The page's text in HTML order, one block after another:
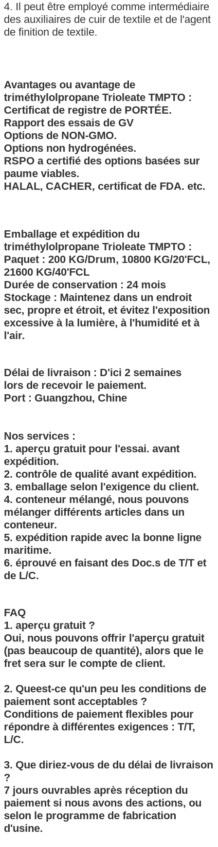
4. Il peut être employé comme intermédiaire
des auxiliaires de cuir de textile et de l'agent
de finition de textile.
Avantages ou avantage de
triméthylolpropane Trioleate TMPTO :
Certificat de registre de PORTÉE.
Rapport des essais de GV
Options de NON-GMO.
Options non hydrogénées.
RSPO a certifié des options basées sur
paume viables.
HALAL, CACHER, certificat de FDA. etc.
Emballage et expédition du
triméthylolpropane Trioleate TMPTO :
Paquet : 200 KG/Drum, 10800 KG/20'FCL,
21600 KG/40'FCL
Durée de conservation : 24 mois
Stockage : Maintenez dans un endroit
sec, propre et étroit, et évitez l'exposition
excessive à la lumière, à l'humidité et à
l'air.
Délai de livraison : D'ici 2 semaines
lors de recevoir le paiement.
Port : Guangzhou, Chine
Nos services :
1. aperçu gratuit pour l'essai. avant
expédition.
2. contrôle de qualité avant expédition.
3. emballage selon l'exigence du client.
4. conteneur mélangé, nous pouvons
mélanger différents articles dans un
conteneur.
5. expédition rapide avec la bonne ligne
maritime.
6. éprouvé en faisant des Doc.s de T/T et
de L/C.
FAQ
1. aperçu gratuit ?
Oui, nous pouvons offrir l'aperçu gratuit
(pas beaucoup de quantité), alors que le
fret sera sur le compte de client.
2. Queest-ce qu'un peu les conditions de
paiement sont acceptables ?
Conditions de paiement flexibles pour
répondre à différentes exigences : T/T,
L/C.
3. Que diriez-vous de du délai de livraison
?
7 jours ouvrables après réception du
paiement si nous avons des actions, ou
selon le programme de fabrication
d'usine.